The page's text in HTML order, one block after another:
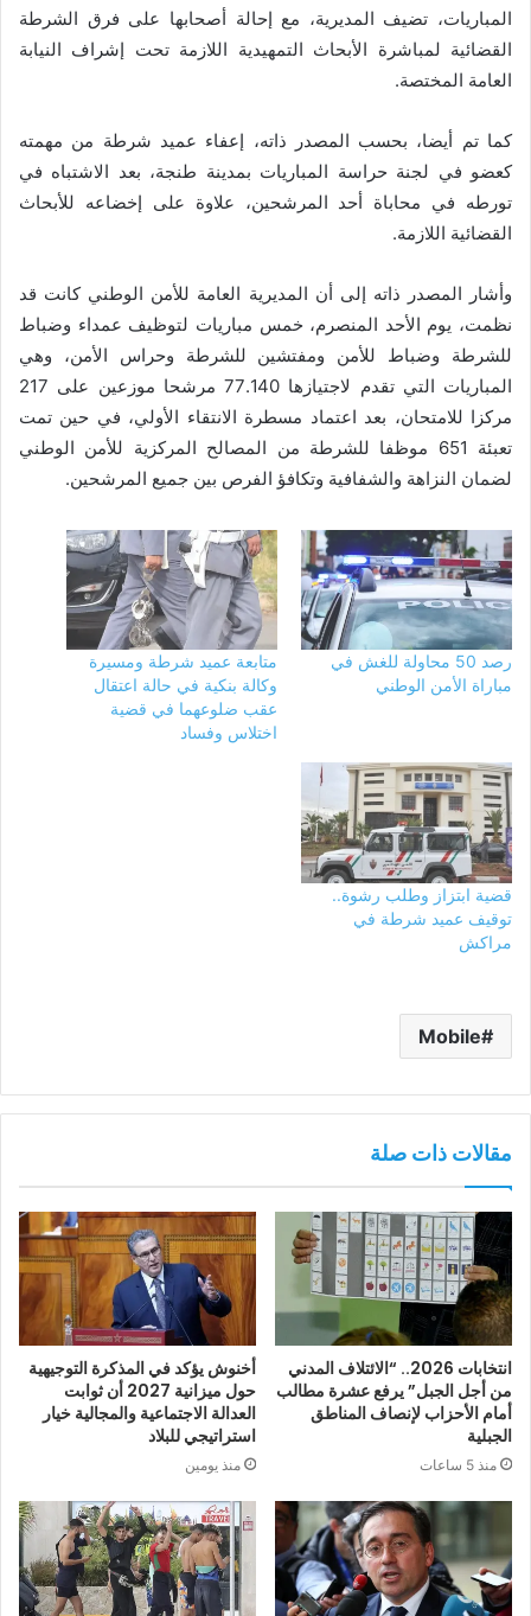
المباريات، تضيف المديرية، مع إحالة أصحابها على فرق الشرطة
القضائية لمباشرة الأبحاث التمهيدية اللازمة تحت إشراف النيابة
العامة المختصة.
كما تم أيضا، بحسب المصدر ذاته، إعفاء عميد شرطة من مهمته
كعضو في لجنة حراسة المباريات بمدينة طنجة، بعد الاشتباه في
تورطه في محاباة أحد المرشحين، علاوة على إخضاعه للأبحاث
القضائية اللازمة.
وأشار المصدر ذاته إلى أن المديرية العامة للأمن الوطني كانت قد
نظمت، يوم الأحد المنصرم، خمس مباريات لتوظيف عمداء وضباط
للشرطة وضباط للأمن ومفتشين للشرطة وحراس الأمن، وهي
المباريات التي تقدم لاجتيازها 77.140 مرشحا موزعين على 217
مركزا للامتحان، بعد اعتماد مسطرة الانتقاء الأولي، في حين تمت
تعبئة 651 موظفا للشرطة من المصالح المركزية للأمن الوطني
لضمان النزاهة والشفافية وتكافؤ الفرص بين جميع المرشحين.
رصد 50 محاولة للغش في
مباراة الأمن الوطني
متابعة عميد شرطة ومسيرة
وكالة بنكية في حالة اعتقال
عقب ضلوعهما في قضية
اختلاس وفساد
قضية ابتزاز وطلب رشوة..
توقيف عميد شرطة في
مراكش
Mobile
مقالات ذات صلة
انتخابات 2026.. “الائتلاف المدني
من أجل الجبل” يرفع عشرة مطالب
أمام الأحزاب لإنصاف المناطق
الجبلية
منذ 5 ساعات
أخنوش يؤكد في المذكرة التوجيهية
حول ميزانية 2027 أن ثوابت
العدالة الاجتماعية والمجالية خيار
استراتيجي للبلاد
منذ يومين